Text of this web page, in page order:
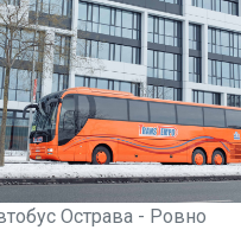
Острава - Ровно